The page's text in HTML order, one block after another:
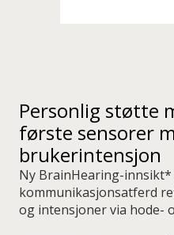
Personlig støtte
første sensorer
brukerintensjon
Ny BrainHearing-
kommunikasjonsatferd
og intensjoner via hode-